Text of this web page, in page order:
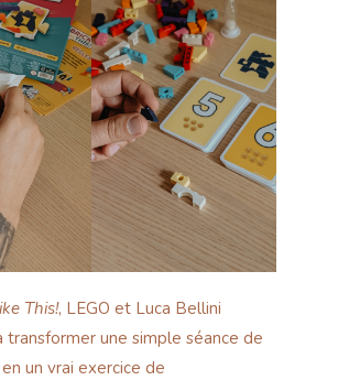
This!, LEGO et Luca Bellini
transformer une simple séance de
un vrai exercice de